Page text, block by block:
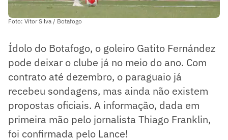
Foto: Vítor Silva / Botafogo
Ídolo do Botafogo, o goleiro Gatito Fernández
pode deixar o clube já no meio do ano. Com
contrato até dezembro, o paraguaio já
recebeu sondagens, mas ainda não existem
propostas oficiais. A informação, dada em
primeira mão pelo jornalista Thiago Franklin,
foi confirmada pelo Lance!